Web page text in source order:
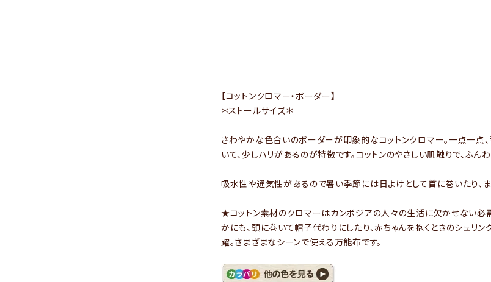
【コットンクロマー・ボーダー】
＊ストールサイズ＊
さわやかな色合いのボーダーが印象的なコットンクロマー。一点一点
いて、少しハリがあるのが特徴です。コットンのやさしい肌触りで、ふん
吸水性や通気性があるので暑い季節には日よけとして首に巻いたり、
★コットン素材のクロマーはカンボジアの人々の生活に欠かせない必
かにも、頭に巻いて帽子代わりにしたり、赤ちゃんを抱くときのシュリ
躍。さまざまなシーンで使える万能布です。